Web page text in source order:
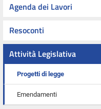
Agenda dei Lavori
Resoconti
Attività Legislativa
Progetti di legge
Emendamenti